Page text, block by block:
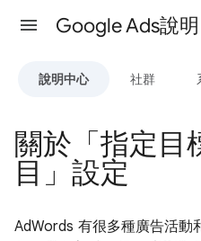
Google Ads說明
說明中心 社群
關於「指定目
目」設定
AdWords 有很多種廣告活動